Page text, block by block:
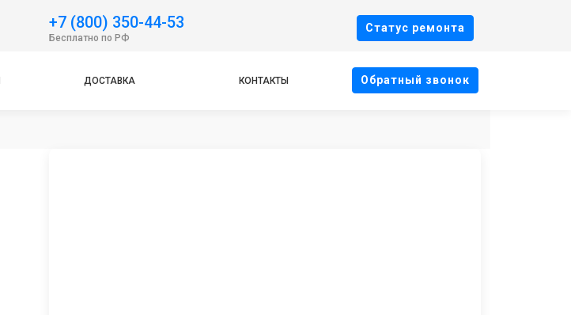
+7 (800) 350-44-53
Бесплатно по РФ
Cтатус ремонта
ДОСТАВКА КОНТАКТЫ Oбратный звонок